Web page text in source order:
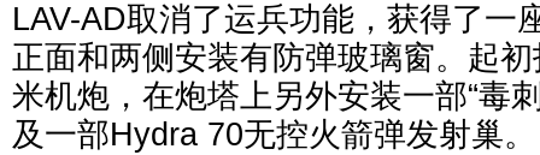
LAV-AD取消了运兵功能，获得了一
正面和两侧安装有防弹玻璃窗。起
米机炮，在炮塔上另外安装一部“毒
及一部Hydra 70无控火箭弹发射巢。